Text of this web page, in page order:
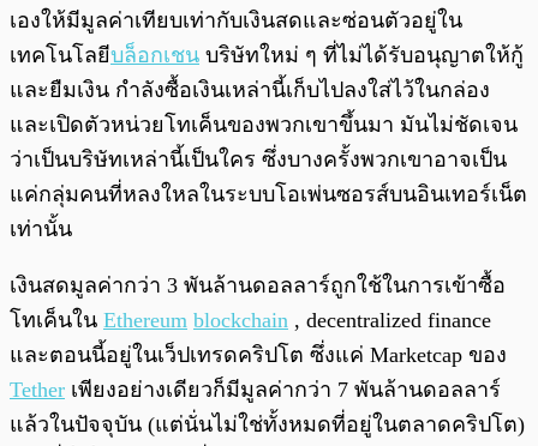
เองให้มีมูลค่าเทียบเท่ากับเงินสดและซ่อนตัวอยู่ใน
เทคโนโลยีบล็อกเชน บริษัทใหม่ ๆ ที่ไม่ได้รับอนุญาตให้กู้
และยืมเงิน กำลังซื้อเงินเหล่านี้เก็บไปลงใส่ไว้ในกล่อง
และเปิดตัวหน่วยโทเค็นของพวกเขาขึ้นมา มันไม่ชัดเจน
ว่าเป็นบริษัทเหล่านี้เป็นใคร ซึ่งบางครั้งพวกเขาอาจเป็น
แค่กลุ่มคนที่หลงใหลในระบบโอเพ่นซอรส์บนอินเทอร์เน็ต
เท่านั้น
เงินสดมูลค่ากว่า 3 พันล้านดอลลาร์ถูกใช้ในการเข้าซื้อ
โทเค็นใน Ethereum blockchain , decentralized finance
และตอนนี้อยู่ในเว็ปเทรดคริปโต ซึ่งแค่ Marketcap ของ
Tether เพียงอย่างเดียวก็มีมูลค่ากว่า 7 พันล้านดอลลาร์
แล้วในปัจจุบัน (แต่นั่นไม่ใช่ทั้งหมดที่อยู่ในตลาดคริปโต)